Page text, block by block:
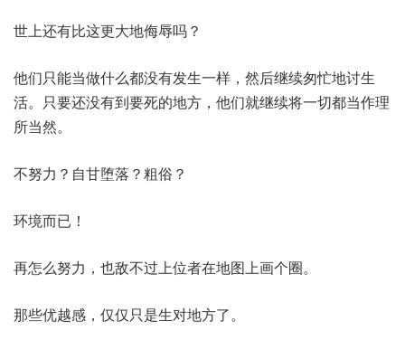
世上还有比这更大地侮辱吗？
他们只能当做什么都没有发生一样，然后继续匆忙地讨生
活。只要还没有到要死的地方，他们就继续将一切都当作理
所当然。
不努力？自甘堕落？粗俗？
环境而已！
再怎么努力，也敌不过上位者在地图上画个圈。
那些优越感，仅仅只是生对地方了。